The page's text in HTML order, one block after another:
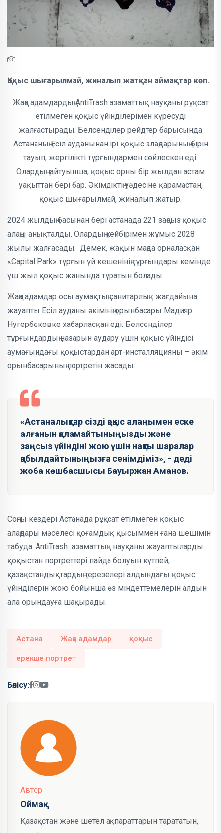
Қоқыс шығарылмай, жиналып жатқан аймақтар көп.
Жаңа адамдардың AntiTrash азаматтық науқаны рұқсат
етілмеген қоқыс үйінділерімен күресуді
жалғастырады. Белсенділер рейдтер барысында
Астананың Есіл ауданынан ірі қоқыс алаңдарының бірін
тауып, жергілікті тұрғындармен сөйлескен еді.
Олардың айтуынша, қоқыс орны бір жылдан астам
уақыттан бері бар. Әкімдіктің уәдесіне қарамастан,
қоқыс шығарылмай, жиналып жатыр.
2024 жылдың басынан бері астанада 221 заңсыз қоқыс
алаңы анықталды. Олардың кейбірімен жұмыс 2028
жылы жалғасады. Демек, жақын маңда орналасқан
«Capital Park» тұрғын үй кешенінің тұрғындары кемінде
үш жыл қоқыс жанында тұратын болады.
Жаңа адамдар осы аумақтың санитарлық жағдайына
жауапты Есіл ауданы әкімінің орынбасары Мадияр
Нугербековке хабарласқан еді. Белсенділер
тұрғындардың назарын аудару үшін қоқыс үйіндісі
аумағындағы қоқыстардан арт-инсталляцияны – әкім
орынбасарының портретін жасады.
«Астаналықтар сізді қоқыс алаңымен еске
алғанын қаламайтыныңызды және
заңсыз үйіндіні жою үшін нақты шаралар
қабылдайтыныңызға сенімдіміз», - деді
жоба көшбасшысы Бауыржан Аманов.
Соңғы кездері Астанада рұқсат етілмеген қоқыс
алаңдары мәселесі қоғамдық қысыммен ғана шешімін
табуда. AntiTrash азаматтық науқаны жауаптыларды
қоқыстан портреттері пайда болуын күтпей,
қазақстандықтардың терезелері алдындағы қоқыс
үйінділерін жою бойынша өз міндеттемелерін алдын
ала орындауға шақырады.
Астана Жаңа адамдар қоқыс
ерекше портрет
Бөлісу:
Автор
Оймақ
Қазақстан және шетел ақпараттарын тарататын,